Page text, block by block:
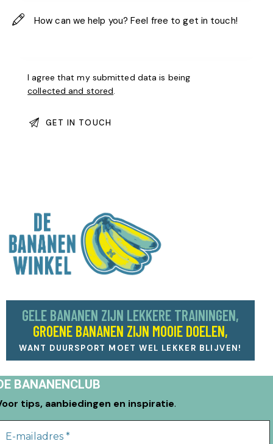
I agree that my submitted data is being
collected and stored.
GELE BANANEN ZIJN LEKKERE TRAININGEN,
GROENE BANANEN ZIJN MOOIE DOELEN,
WANT DUURSPORT MOET WEL LEKKER BLIJVEN!
BANANENCLUB
tips, aanbiedingen en inspiratie.